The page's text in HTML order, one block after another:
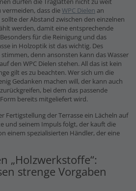
dass dieWPC Dielen an
der Abstand zwischen den einzelnen
werden, damit eine entsprechende
für die Reinigung und das
in Holzoptik ist das wichtig. Des
denn ansonsten kann das Wasser
den WPC Dielen stehen. All das ist kein
gilt es zu beachten. Wer sich um die
Gedanken machen will, der kann auch
zurückgreifen, bei dem das passende
bereits mitgeliefert wird.
Fertigstellung der Terrasse ein Lächeln auf
und seinem Impuls folgt, der kauft die
einem spezialisierten Händler, der eine
„Holzwerkstoffe“:
strenge Vorgaben